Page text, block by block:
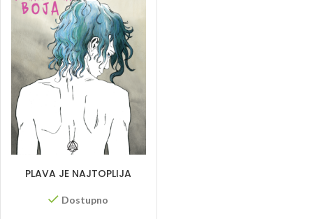
PLAVA JE NAJTOPLIJA
Dostupno